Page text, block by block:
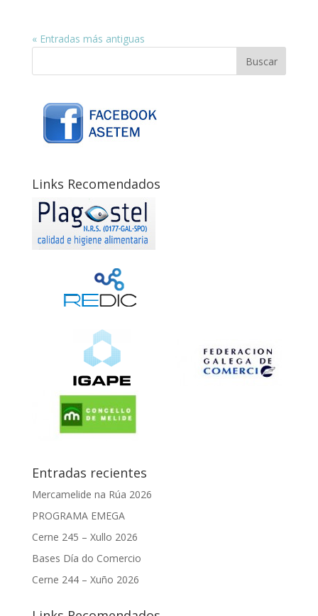
« Entradas más antiguas
Links Recomendados
Entradas recientes
Mercamelide na Rúa 2026
PROGRAMA EMEGA
Cerne 245 – Xullo 2026
Bases Día do Comercio
Cerne 244 – Xuño 2026